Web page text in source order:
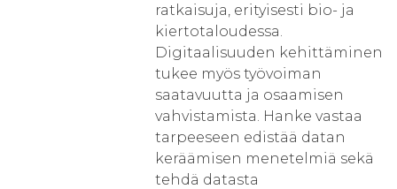
ratkaisuja, erityisesti bio- ja
kiertotaloudessa.
Digitaalisuuden kehittäminen
tukee myös työvoiman
saatavuutta ja osaamisen
vahvistamista. Hanke vastaa
tarpeeseen edistää datan
keräämisen menetelmiä sekä
tehdä datasta